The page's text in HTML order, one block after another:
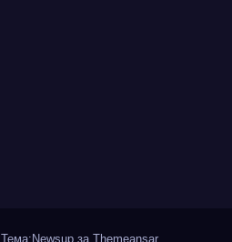
Тема:Newsup за Themeansar.